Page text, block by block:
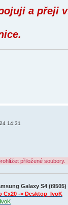
a přeji
14:31
přiložené soubory.
Galaxy S4 (i9505)
Cx20 -> Desktop_IvoK